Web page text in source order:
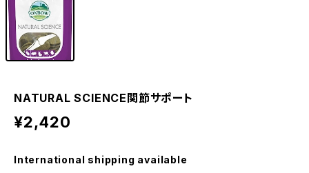
NATURAL SCIENCE関節サポート
¥2,420
International shipping available